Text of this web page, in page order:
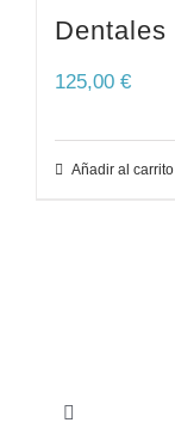
Dentales
125,00 €
Añadir al carrito
Toggle